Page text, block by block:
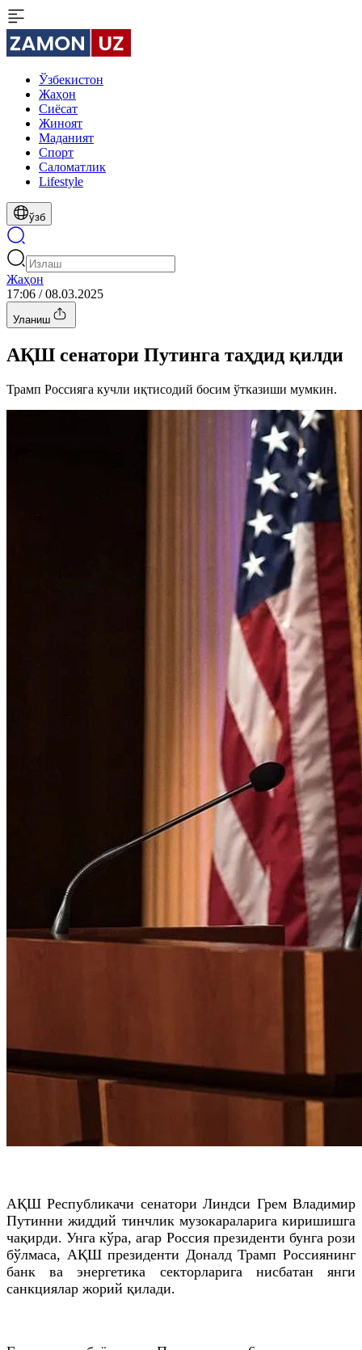
Ўзбекистон
Жаҳон
Сиёсат
Жиноят
Маданият
Спорт
Cаломатлик
Lifestyle
ўзб
Жаҳон
17:06 / 08.03.2025
Уланиш
АҚШ сенатори Путинга таҳдид қилди
Трамп Россияга кучли иқтисодий босим ўтказиши мумкин.
АҚШ Республикачи сенатори Линдси Грем Владимир
Путинни жиддий тинчлик музокараларига киришишга
чақирди. Унга кўра, агар Россия президенти бунга рози
бўлмаса, АҚШ президенти Доналд Трамп Россиянинг
банк ва энергетика секторларига нисбатан янги
санкциялар жорий қилади.